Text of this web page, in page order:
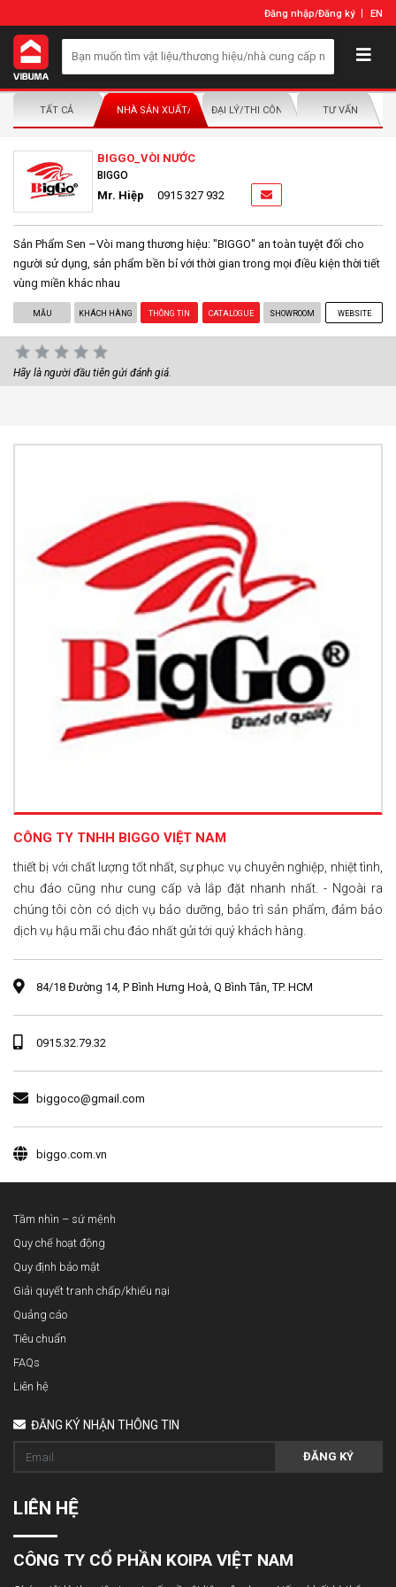
Đăng nhập/Đăng ký EN
TẤT CẢ NHÀ SẢN XUẤT/NHÀ PHÂN PHỐIĐẠI LÝ/THI CÔNG LẮP ĐẶTTƯ VẤN
BIGGO_VÒI NƯỚC
BIGGO
Mr. Hiệp 0915 327 932
Sản Phẩm Sen –Vòi mang thương hiệu: "BIGGO" an toàn tuyệt đối cho
người sử dụng, sản phẩm bền bỉ với thời gian trong mọi điều kiện thời tiết
vùng miền khác nhau
MẪU KHÁCH HÀNG THÔNG TIN CATALOGUE SHOWROOM WEBSITE
Hãy là người đầu tiên gửi đánh giá.
CÔNG TY TNHH BIGGO VIỆT NAM
thiết bị với chất lượng tốt nhất, sự phục vụ chuyên nghiệp, nhiệt tình,
chu đáo cũng như cung cấp và lắp đặt nhanh nhất. - Ngoài ra
chúng tôi còn có dịch vụ bảo dưỡng, bảo trì sản phẩm, đảm bảo
dịch vụ hậu mãi chu đáo nhất gửi tới quý khách hàng.
84/18 Đường 14, P Bình Hưng Hoà, Q Bình Tân, TP. HCM
0915.32.79.32
biggoco@gmail.com
biggo.com.vn
Tầm nhìn – sứ mệnh
Quy chế hoạt động
Quy định bảo mật
Giải quyết tranh chấp/khiếu nại
Quảng cáo
Tiêu chuẩn
FAQs
Liên hệ
ĐĂNG KÝ NHẬN THÔNG TIN
ĐĂNG KÝ
LIÊN HỆ
CÔNG TY CỔ PHẦN KOIPA VIỆT NAM